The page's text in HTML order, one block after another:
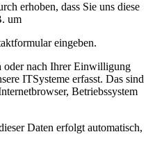
erhoben, dass Sie uns diese
um
eingeben.
oder nach Ihrer Einwilligung
ITSysteme erfasst. Das sind
Betriebssystem
Daten erfolgt automatisch,